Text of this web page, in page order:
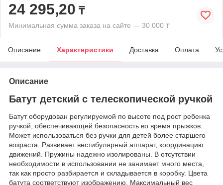
24 295,20 ₸
Минимальная сумма заказа на сайте — 30 000 ₸
Описание Характеристики Доставка Оплата
Описание
Батут детский с телескопической ручкой
Батут оборудован регулируемой по высоте под рост ребенка
ручкой, обеспечивающей безопасность во время прыжков.
Может использоваться без ручки для детей более старшего
возраста. Развивает вестибулярный аппарат, координацию
движений. Пружины надежно изолированы. В отсутствии
необходимости в использовании не занимает много места,
так как просто разбирается и складывается в коробку. Цвета
батута соответствуют изображению. Максимальный вес